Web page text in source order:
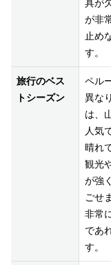
具が
が非
止め
す。
旅行のベス
トシーズン
ペル
異な
は、
人気
晴れ
観光
が強
ごせ
非常
であ